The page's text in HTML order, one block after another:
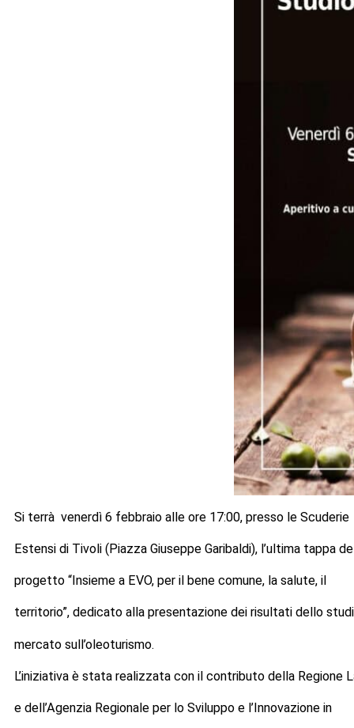
Si terrà venerdì 6 febbraio alle ore 17:00, presso le Scuderie
Estensi di Tivoli (Piazza Giuseppe Garibaldi), l’ultima tappa
progetto “Insieme a EVO, per il bene comune, la salute, il
territorio”, dedicato alla presentazione dei risultati dello
mercato sull’oleoturismo.
L’iniziativa è stata realizzata con il contributo della Regione
e dell’Agenzia Regionale per lo Sviluppo e l’Innovazione in